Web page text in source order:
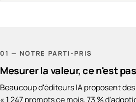
01 — NOTRE PARTI-PRIS
Mesurer la valeur, ce n'est
Beaucoup d'éditeurs IA proposent
« 1 247 prompts ce mois, 73 %